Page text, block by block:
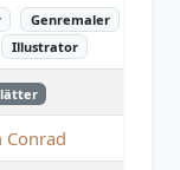
Genremaler
Illustrator
Conrad